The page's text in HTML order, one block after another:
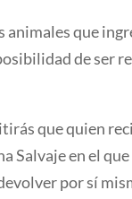
animales que
de ser
que quien
Salvaje en el
por sí